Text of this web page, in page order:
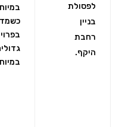
לפסולת
בניין
רחבת
היקף.